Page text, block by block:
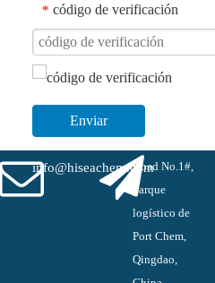
* código de verificación
Enviar
info@hiseachem.comRoad No.1#,
parque
logístico de
Port Chem,
Qingdao,